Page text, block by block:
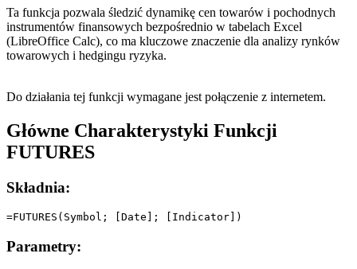
Ta funkcja pozwala śledzić dynamikę cen towarów i pochodnych
instrumentów finansowych bezpośrednio w tabelach Excel
(LibreOffice Calc), co ma kluczowe znaczenie dla analizy rynków
towarowych i hedgingu ryzyka.
Do działania tej funkcji wymagane jest połączenie z internetem.
Główne Charakterystyki Funkcji
FUTURES
Składnia:
Parametry: